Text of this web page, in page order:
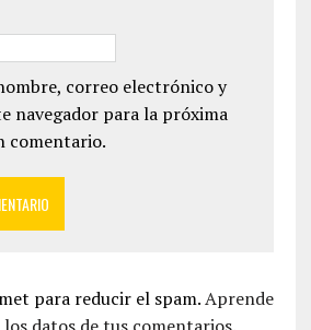
correo electrónico y
navegador para la próxima
comentario.
para reducir el spam.Aprende